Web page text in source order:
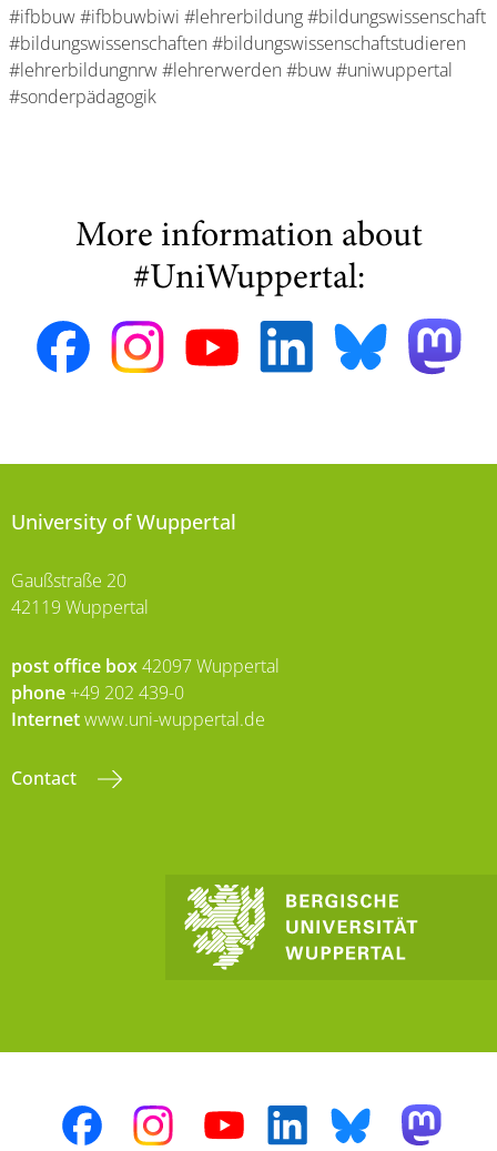
#ifbbuw #ifbbuwbiwi #lehrerbildung #bildungswissenschaft
#bildungswissenschaften #bildungswissenschaftstudieren
#lehrerbildungnrw #lehrerwerden #buw #uniwuppertal
#sonderpädagogik
More information about
#UniWuppertal:
University of Wuppertal
Gaußstraße 20
42119 Wuppertal
post office box42097 Wuppertal
phone +49 202 439-0
Internetwww.uni-wuppertal.de
Contact